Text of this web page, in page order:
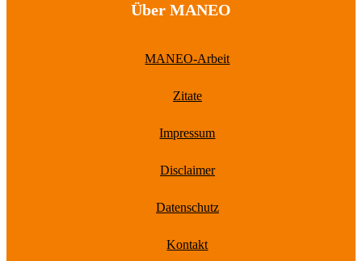
Über MANEO
MANEO-Arbeit
Zitate
Impressum
Disclaimer
Datenschutz
Kontakt